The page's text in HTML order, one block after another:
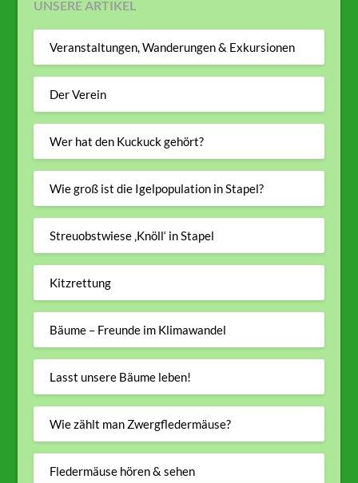
UNSERE ARTIKEL
Veranstaltungen, Wanderungen & Exkursionen
Der Verein
Wer hat den Kuckuck gehört?
Wie groß ist die Igelpopulation in Stapel?
Streuobstwiese ‚Knöll‘ in Stapel
Kitzrettung
Bäume – Freunde im Klimawandel
Lasst unsere Bäume leben!
Wie zählt man Zwergfledermäuse?
Fledermäuse hören & sehen